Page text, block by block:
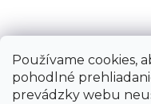
Používame cookies,
pohodlné
prevádzky webu
Sledovať na